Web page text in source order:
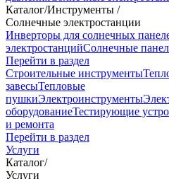
Каталог/Инструменты /
Солнечные электростанции
Инверторы для солнечных
электростанцийСолнечные
Перейти в раздел
Строительные инструменты
завесыТепловые
пушкиЭлектроинструменты
оборудованиеТестирующие
и ремонта
Перейти в раздел
Услуги
Каталог/
Услуги